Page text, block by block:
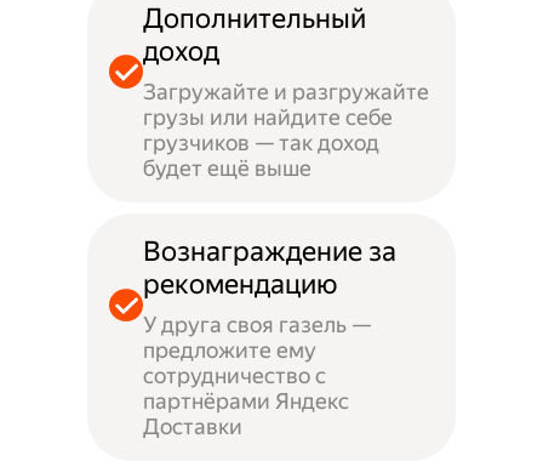
Дополнительный
доход
Загружайте и разгружайте
грузы или найдите себе
грузчиков — так доход
будет ещё выше
Вознаграждение за
рекомендацию
У друга своя газель —
предложите ему
сотрудничество с
партнёрами Яндекс
Доставки